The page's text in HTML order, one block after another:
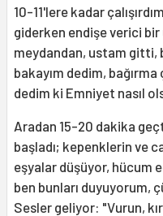
10-11'lere kadar
giderken endişe verici
meydandan, ustam gitti,
bakayım dedim,
dedim ki Emniyet nasıl
Aradan 15-20 dakika
başladı; kepenklerin ve
eşyalar düşüyor, hücum
ben bunları duyuyorum,
Sesler geliyor: "Vurun,